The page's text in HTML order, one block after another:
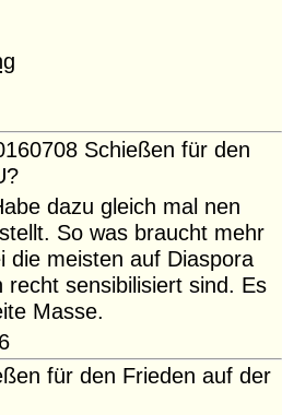
Schießen für den
dazu gleich mal nen
So was braucht mehr
die meisten auf Diaspora
sensibilisiert sind. Es
Masse.
für den Frieden auf der